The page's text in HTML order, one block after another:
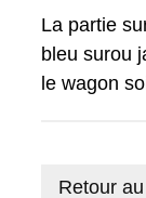
La partie
bleu surou
le wagon
Retour